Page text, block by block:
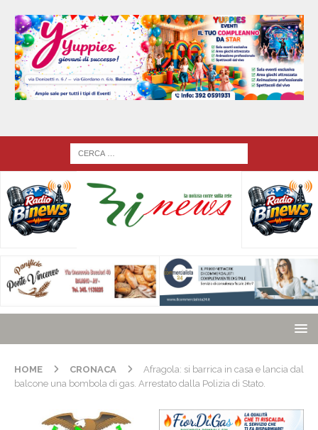
HOME CRONACA
Afragola: si barrica in casa e lancia dal
balcone una bombola di gas. Arrestato dalla Polizia di Stato.